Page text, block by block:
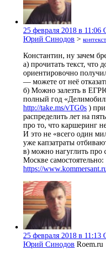
25 февраля 2018 в 11:06
Юрий Синодов > контекст
Константин, ну зачем
а) прочитать текст, что
ориентировочно
— можете от неё
б) Можно залезть в
полный год
http://take.ms/vTG0s )
распределить лет на
про то, что каршеринг
И это не «всего один
уже капзатраты
в) можно нагуглить про
Москве самостоятельно:
https://
25 февраля 2018 в 11:13
Юрий Синодов Roem.ru